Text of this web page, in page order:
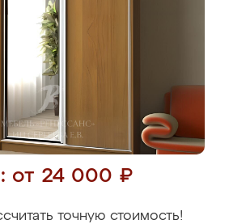
от 24 000 ₽
точную стоимость!